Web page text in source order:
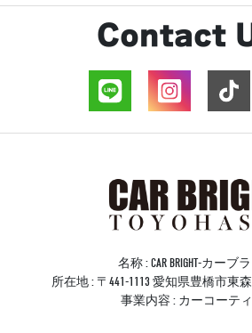
Contact
名称 : CAR BRIGHT-カーブ
所在地 : 〒441-1113 愛知県豊橋市東
事業内容 : カーコーテ